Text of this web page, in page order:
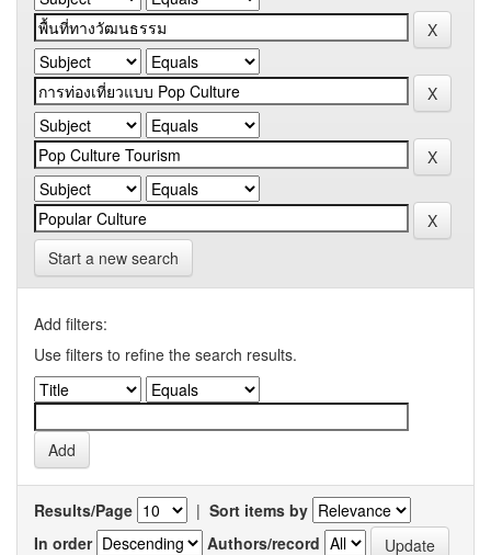
Start a new search
Add filters:
Use filters to refine the search results.
Results/Page | Sort items by
In order
Authors/record